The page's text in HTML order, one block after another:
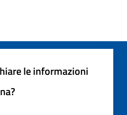
le informazioni